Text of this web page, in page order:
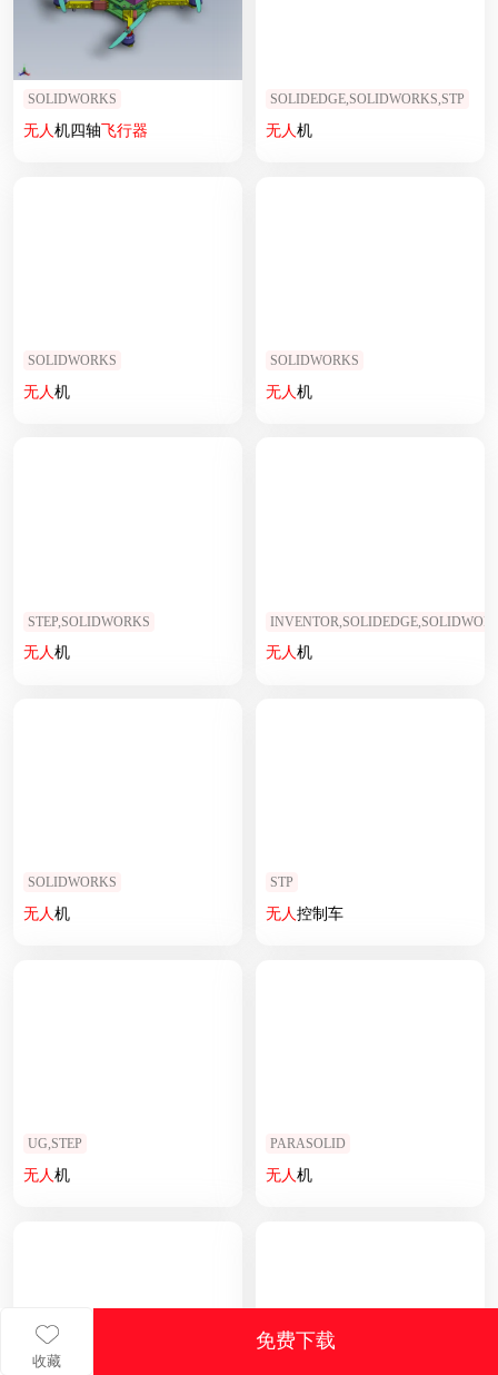
收藏
免费下载
SOLIDWORKS
无人机四轴飞行器
SOLIDEDGE,SOLIDWORKS,STP
无人机
SOLIDWORKS
无人机
SOLIDWORKS
无人机
STEP,SOLIDWORKS
无人机 无人机
SOLIDWORKS
无人机
STP
无人控制车
UG,STEP
无人机
PARASOLID
无人机